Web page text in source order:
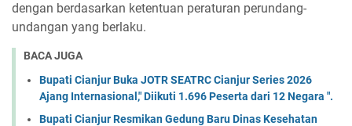
dengan berdasarkan ketentuan peraturan perundang-
undangan yang berlaku.
BACA JUGA
Bupati Cianjur Buka JOTR SEATRC Cianjur Series 2026
Ajang Internasional," Diikuti 1.696 Peserta dari 12 Negara ".
Bupati Cianjur Resmikan Gedung Baru Dinas Kesehatan